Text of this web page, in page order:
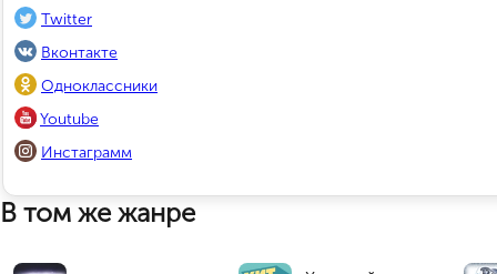
Twitter
Вконтакте
Одноклассники
Youtube
Инстаграмм
В том же жанре